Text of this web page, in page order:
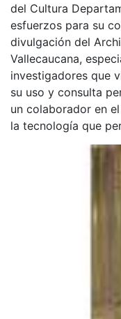
del Cultura
esfuerzos para su
divulgación del
Vallecaucana,
investigadores que
su uso y consulta
un colaborador en
la tecnología que